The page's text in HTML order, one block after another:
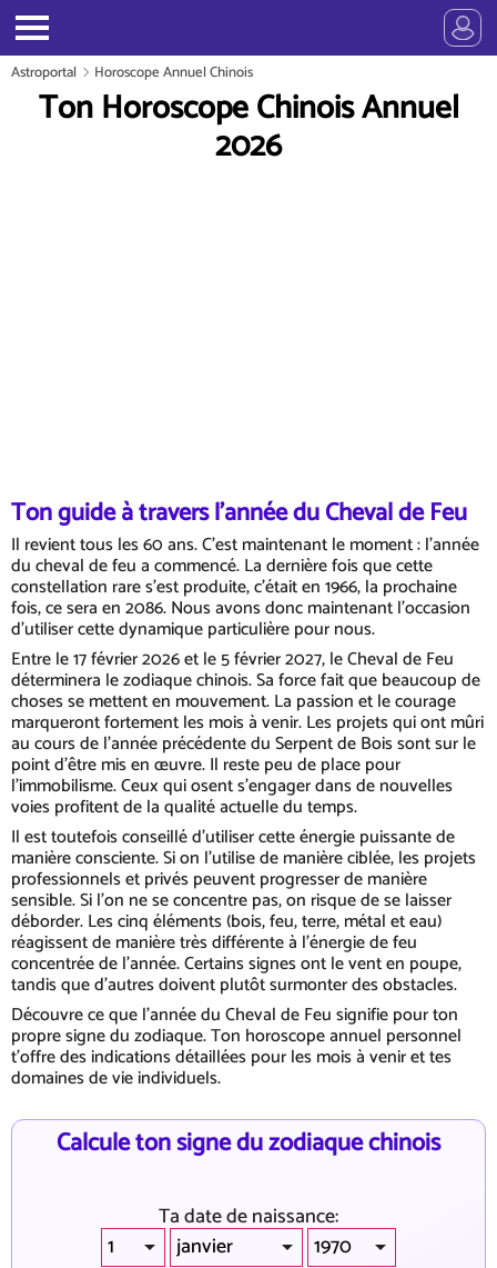
Astroportal Horoscope Annuel Chinois
Ton Horoscope Chinois Annuel
2026
Ton guide à travers l'année du Cheval de Feu
Il revient tous les 60 ans. C'est maintenant le moment : l'année
du cheval de feu a commencé. La dernière fois que cette
constellation rare s'est produite, c'était en 1966, la prochaine
fois, ce sera en 2086. Nous avons donc maintenant l'occasion
d'utiliser cette dynamique particulière pour nous.
Entre le 17 février 2026 et le 5 février 2027, le Cheval de Feu
déterminera le zodiaque chinois. Sa force fait que beaucoup de
choses se mettent en mouvement. La passion et le courage
marqueront fortement les mois à venir. Les projets qui ont mûri
au cours de l'année précédente du Serpent de Bois sont sur le
point d'être mis en œuvre. Il reste peu de place pour
l'immobilisme. Ceux qui osent s'engager dans de nouvelles
voies profitent de la qualité actuelle du temps.
Il est toutefois conseillé d'utiliser cette énergie puissante de
manière consciente. Si on l'utilise de manière ciblée, les projets
professionnels et privés peuvent progresser de manière
sensible. Si l'on ne se concentre pas, on risque de se laisser
déborder. Les cinq éléments (bois, feu, terre, métal et eau)
réagissent de manière très différente à l'énergie de feu
concentrée de l'année. Certains signes ont le vent en poupe,
tandis que d'autres doivent plutôt surmonter des obstacles.
Découvre ce que l'année du Cheval de Feu signifie pour ton
propre signe du zodiaque. Ton horoscope annuel personnel
t'offre des indications détaillées pour les mois à venir et tes
domaines de vie individuels.
Calcule ton signe du zodiaque chinois
Ta date de naissance: